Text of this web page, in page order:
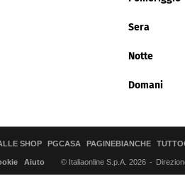
Sera
Notte
Domani
SHOP PGCASA PAGINEBIANCHE
Aiuto © Italiaonline S.p.A. 2026